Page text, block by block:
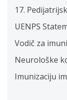
17.
UENPS
Vodič za
Neurološke
Imunizaciju